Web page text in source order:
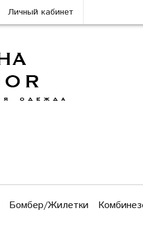
Личный кабинет
Бомбер/Жилетки